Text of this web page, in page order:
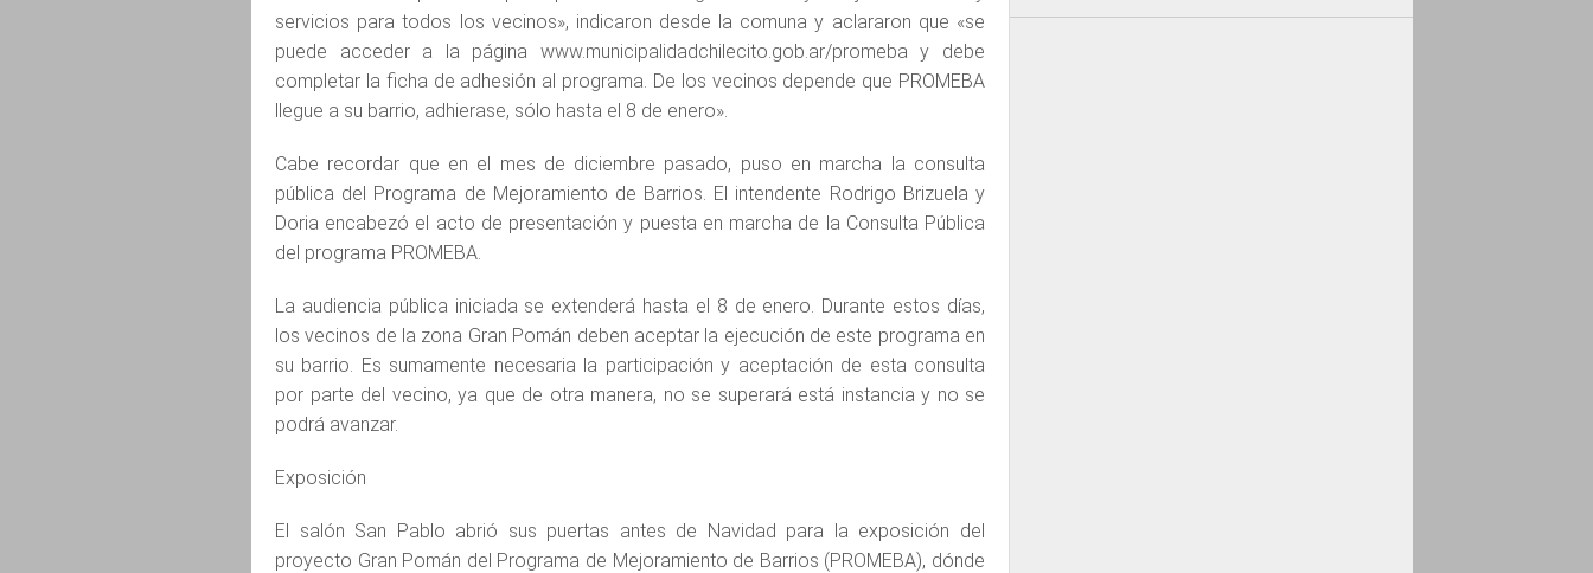
servicios para todos los vecinos», indicaron desde la comuna y aclararon que «se
puede acceder a la página www.municipalidadchilecito.gob.ar/promeba y debe
completar la ficha de adhesión al programa. De los vecinos depende que PROMEBA
llegue a su barrio, adhierase, sólo hasta el 8 de enero».
Cabe recordar que en el mes de diciembre pasado, puso en marcha la consulta
pública del Programa de Mejoramiento de Barrios. El intendente Rodrigo Brizuela y
Doria encabezó el acto de presentación y puesta en marcha de la Consulta Pública
del programa PROMEBA.
La audiencia pública iniciada se extenderá hasta el 8 de enero. Durante estos días,
los vecinos de la zona Gran Pomán deben aceptar la ejecución de este programa en
su barrio. Es sumamente necesaria la participación y aceptación de esta consulta
por parte del vecino, ya que de otra manera, no se superará está instancia y no se
podrá avanzar.
Exposición
El salón San Pablo abrió sus puertas antes de Navidad para la exposición del
proyecto Gran Pomán del Programa de Mejoramiento de Barrios (PROMEBA), dónde